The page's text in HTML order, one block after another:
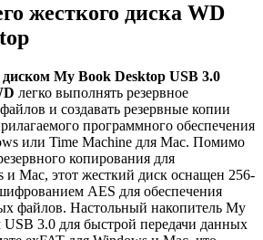
жесткого диска WD
My Book Desktop USB 3.0
легко выполнять резервное
и создавать резервные копии
программного обеспечения
или Time Machine для Mac. Помимо
копирования для
и Mac, этот жесткий диск оснащен 256-
AES для обеспечения
файлов. Настольный накопитель My
3.0 для быстрой передачи данных